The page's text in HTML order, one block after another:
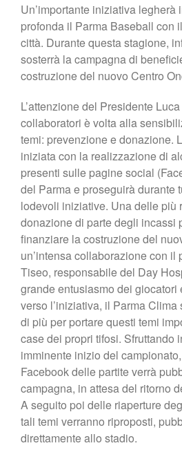
Un’importante iniziativa legherà
profonda il Parma Baseball con
città. Durante questa stagione,
sosterrà la campagna di
costruzione del nuovo Centro
L’attenzione del Presidente
collaboratori è volta alla
temi: prevenzione e donazione.
iniziata con la realizzazione di
presenti sulle pagine social
del Parma e proseguirà durante
lodevoli iniziative. Una delle più
donazione di parte degli incassi
finanziare la costruzione del
un’intensa collaborazione con il
Tiseo, responsabile del Day
grande entusiasmo dei giocatori
verso l’iniziativa, il Parma
di più per portare questi temi
case dei propri tifosi. Sfruttando
imminente inizio del
Facebook delle partite verrà
campagna, in attesa del ritorno
A seguito poi delle riaperture
tali temi verranno riproposti,
direttamente allo stadio.